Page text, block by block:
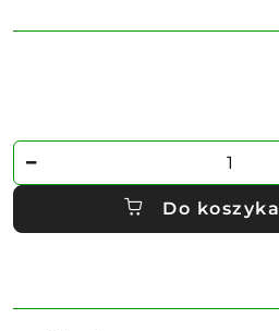
Ilość
Do koszyka